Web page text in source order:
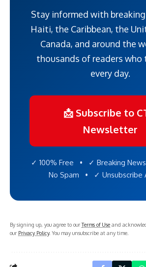
Stay informed with
Haiti, the Caribbean, the
Canada, and around the
thousands of readers who
every day.
📩 Subscribe to
Newsletter
✓ 100% Free • ✓ Breaking
No Spam • ✓ Unsubscribe
By signing up, you agree to ourTerms of Use and
our Privacy Policy. You may unsubscribe at any time.